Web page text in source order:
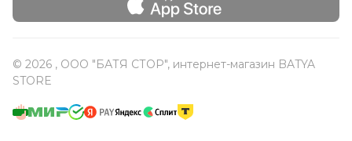
© 2026 , ООО "БАТЯ СТОР", интернет-магазин BATYA
STORE